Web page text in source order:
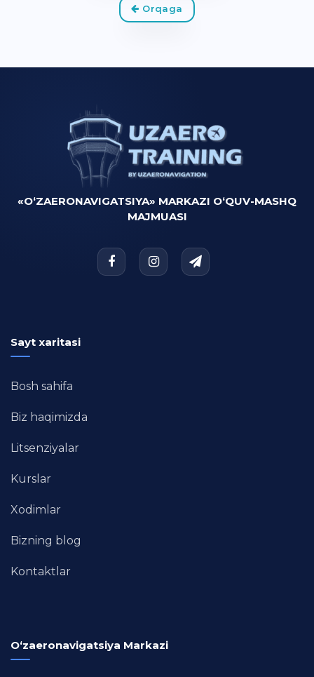
Orqaga
«O‘ZAERONAVIGATSIYA» MARKAZI O‘QUV-MASHQ
MAJMUASI
Sayt xaritasi
Bosh sahifa
Biz haqimizda
Litsenziyalar
Kurslar
Xodimlar
Bizning blog
Kontaktlar
O‘zaeronavigatsiya Markazi